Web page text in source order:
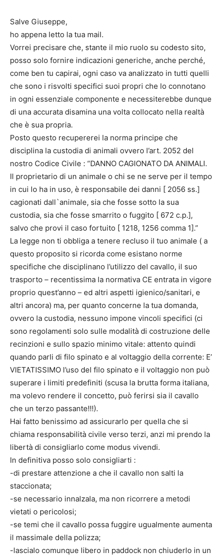
Salve Giuseppe,
ho appena letto la tua mail.
Vorrei precisare che, stante il mio ruolo su codesto sito,
posso solo fornire indicazioni generiche, anche perché,
come ben tu capirai, ogni caso va analizzato in tutti quelli
che sono i risvolti specifici suoi propri che lo connotano
in ogni essenziale componente e necessiterebbe dunque
di una accurata disamina una volta collocato nella realtà
che è sua propria.
Posto questo recupererei la norma principe che
disciplina la custodia di animali ovvero l’art. 2052 del
nostro Codice Civile : “DANNO CAGIONATO DA ANIMALI.
Il proprietario di un animale o chi se ne serve per il tempo
in cui lo ha in uso, è responsabile dei danni [ 2056 ss.]
cagionati dall`animale, sia che fosse sotto la sua
custodia, sia che fosse smarrito o fuggito [ 672 c.p.],
salvo che provi il caso fortuito [ 1218, 1256 comma 1].”
La legge non ti obbliga a tenere recluso il tuo animale ( a
questo proposito si ricorda come esistano norme
specifiche che disciplinano l’utilizzo del cavallo, il suo
trasporto – recentissima la normativa CE entrata in vigore
proprio quest’anno – ed altri aspetti igienico/sanitari, e
altri ancora) ma, per quanto concerne la tua domanda,
ovvero la custodia, nessuno impone vincoli specifici (ci
sono regolamenti solo sulle modalità di costruzione delle
recinzioni e sullo spazio minimo vitale: attento quindi
quando parli di filo spinato e al voltaggio della corrente: E’
VIETATISSIMO l’uso del filo spinato e il voltaggio non può
superare i limiti predefiniti (scusa la brutta forma italiana,
ma volevo rendere il concetto, può ferirsi sia il cavallo
che un terzo passante!!!).
Hai fatto benissimo ad assicurarlo per quella che si
chiama responsabilità civile verso terzi, anzi mi prendo la
libertà di consigliarlo come modus vivendi.
In definitiva posso solo consigliarti :
-di prestare attenzione a che il cavallo non salti la
staccionata;
-se necessario innalzala, ma non ricorrere a metodi
vietati o pericolosi;
-se temi che il cavallo possa fuggire ugualmente aumenta
il massimale della polizza;
-lascialo comunque libero in paddock non chiuderlo in un